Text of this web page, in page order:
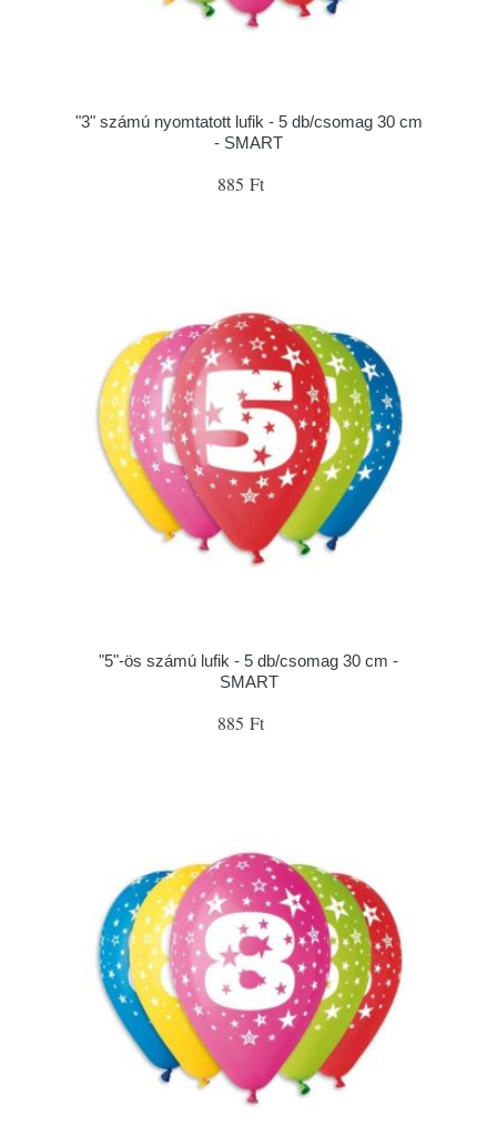
"3" számú nyomtatott lufik - 5 db/csomag 30 cm
- SMART
885 Ft
"5"-ös számú lufik - 5 db/csomag 30 cm -
SMART
885 Ft